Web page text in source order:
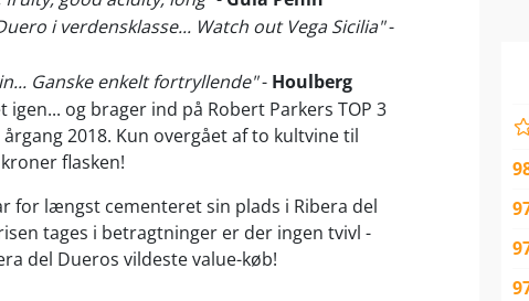
i verdensklasse... Watch out Vega Sicilia"-
Ganske enkelt fortryllende"- Houlberg
igen... og brager ind på Robert Parkers TOP 3
2018. Kun overgået af to kultvine til
flasken!
for længst cementeret sin plads i Ribera del
tages i betragtninger er der ingen tvivl -
del Dueros vildeste value-køb!